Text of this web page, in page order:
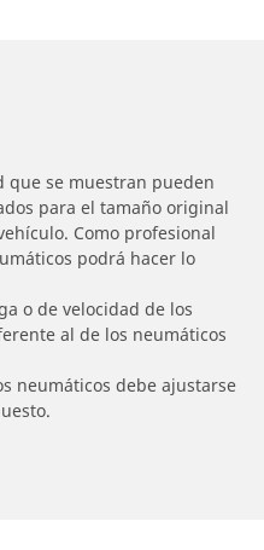
que se muestran pueden
para el tamaño original
Como profesional
podrá hacer lo
o de velocidad de los
al de los neumáticos
neumáticos debe ajustarse